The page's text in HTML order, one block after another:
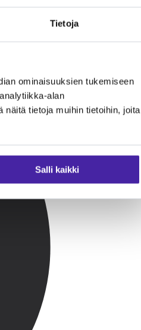
Tietoja
ominaisuuksien tukemiseen
alan
tietoja muihin tietoihin, joita
Salli kaikki